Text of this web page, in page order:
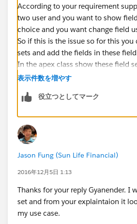
According to your requirement
two user and you want to show
choice and you want change field
So if this is the issue so for this
sets and add the fields in these
In the apex class show these field
user criteria.
you will not do the chagnes in the
Please let me know if you need any
Regards,
Gyani
表示件数を増やす
役立つとしてマーク
Jason Fung (Sun Life Financial)
2016年12月5日 1:13
Thanks for your reply Gyanender. I
set and from your explaintaion it
my use case.